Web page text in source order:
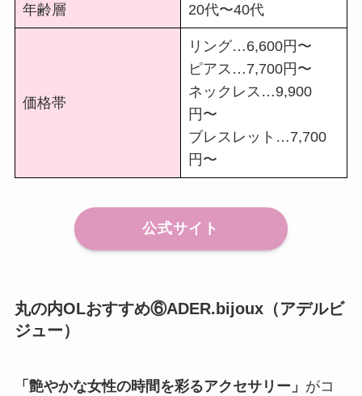
年齢層 20代〜40代
価格帯
リング…6,600円〜
ピアス…7,700円〜
ネックレス…9,900
円〜
ブレスレット…7,700
円〜
公式サイト
丸の内OLおすすめ⑥ADER.bijoux（アデルビ
ジュー）
「艶やかな女性の時間を彩るアクセサリー」 がコ